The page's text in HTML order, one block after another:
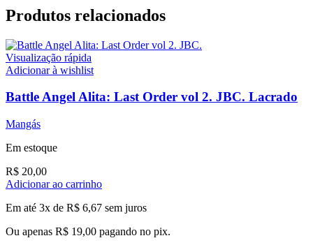
Produtos relacionados
Visualização rápida
Adicionar à wishlist
Battle Angel Alita: Last Order vol 2. JBC. Lacrado
Mangás
Em estoque
R$ 20,00
Adicionar ao carrinho
Em até 3x de R$ 6,67 sem juros
Ou apenas R$ 19,00 pagando no pix.